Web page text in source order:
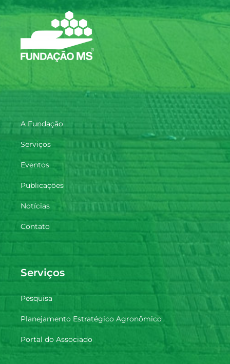
A Fundação
Serviços
Eventos
Publicações
Notícias
Contato
Serviços
Pesquisa
Planejamento Estratégico Agronômico
Portal do Associado